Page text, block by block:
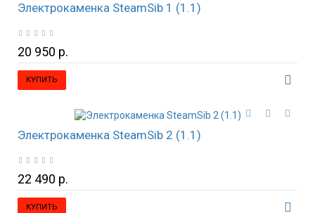
Электрокаменка SteamSib 1 (1.1)
20 950 р.
КУПИТЬ
Электрокаменка SteamSib 2 (1.1)
22 490 р.
КУПИТЬ